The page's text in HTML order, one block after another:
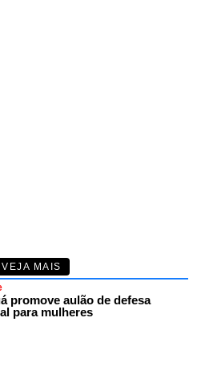
MAIS
promove aulão de defesa
para mulheres